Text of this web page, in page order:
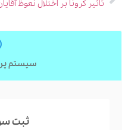
تاثیر کرونا بر اختلال نعوظ
سیستم
ثبت